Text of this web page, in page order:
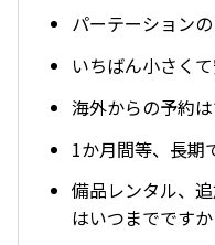
パーテーション
いちばん小さく
海外からの予約
1か月間等、長期
備品レンタル、
はいつまでですか